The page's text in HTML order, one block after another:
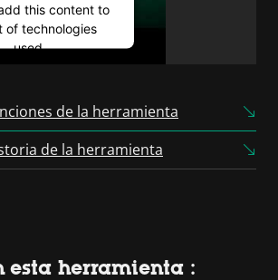
this content to
of technologies
used.
Managementde la herramienta
de la herramienta
esta herramienta :